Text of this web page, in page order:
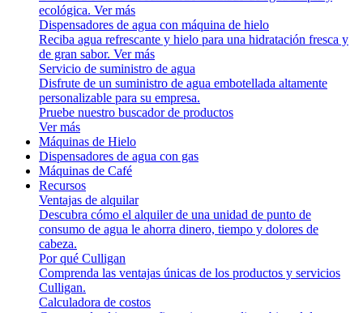
ecológica. Ver más
Dispensadores de agua con máquina de hielo
Reciba agua refrescante y hielo para una hidratación fresca y
de gran sabor. Ver más
Servicio de suministro de agua
Disfrute de un suministro de agua embotellada altamente
personalizable para su empresa.
Pruebe nuestro buscador de productos
Ver más
Máquinas de Hielo
Dispensadores de agua con gas
Máquinas de Café
Recursos
Ventajas de alquilar
Descubra cómo el alquiler de una unidad de punto de
consumo de agua le ahorra dinero, tiempo y dolores de
cabeza.
Por qué Culligan
Comprenda las ventajas únicas de los productos y servicios
Culligan.
Calculadora de costos